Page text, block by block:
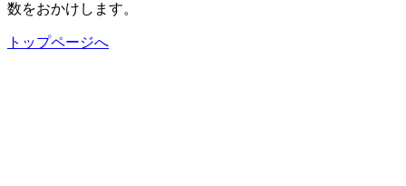
数をおかけします。
トップページへ